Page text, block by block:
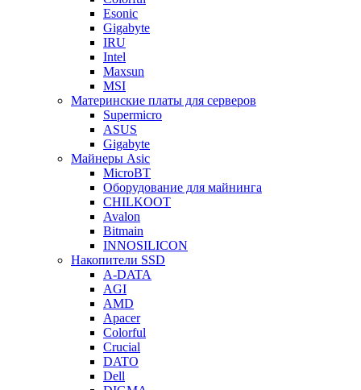
Esonic
Gigabyte
IRU
Intel
Maxsun
MSI
Материнские платы для серверов
Supermicro
ASUS
Gigabyte
Майнеры Asic
MicroBT
Оборудование для майнинга
CHILKOOT
Avalon
Bitmain
INNOSILICON
Накопители SSD
A-DATA
AGI
AMD
Apacer
Colorful
Crucial
DATO
Dell